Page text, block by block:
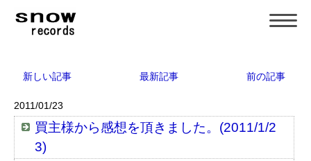
新しい記事 最新記事 前の記事
2011/01/23
買主様から感想を頂きました。(2011/1/2
3)